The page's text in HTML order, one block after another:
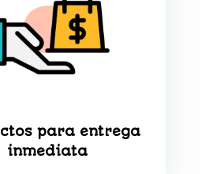
para entrega
inmediata